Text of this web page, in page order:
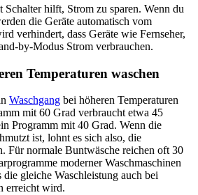
Schalter hilft, Strom zu sparen. Wenn du
die Geräte automatisch vom
verhindert, dass Geräte wie Fernseher,
by-Modus Strom verbrauchen.
Temperaturen waschen
Waschgang bei höheren Temperaturen
mit 60 Grad verbraucht etwa 45
Programm mit 40 Grad. Wenn die
ist, lohnt es sich also, die
Für normale Buntwäsche reichen oft 30
moderner Waschmaschinen
die gleiche Waschleistung auch bei
erreicht wird.